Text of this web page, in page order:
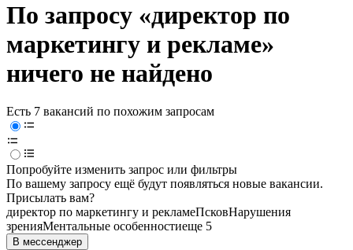
По запросу «директор по
маркетингу и рекламе»
ничего не найдено
Есть 7 вакансий по похожим запросам
Попробуйте изменить запрос или фильтры
По вашему запросу ещё будут появляться новые вакансии.
Присылать вам?
директор по маркетингу и рекламеПсковНарушения
зренияМентальные особенностиеще 5
В мессенджер